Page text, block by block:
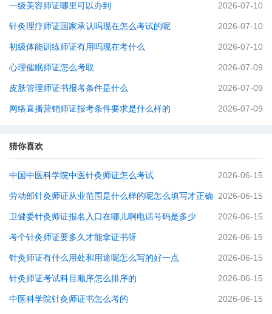
一级美容师证哪里可以办到 2026-07-10
针灸理疗师证国家承认吗现在怎么考试的呢 2026-07-10
初级体能训练师证有用吗现在考什么 2026-07-10
心理催眠师证怎么考取 2026-07-09
皮肤管理师证书报考条件是什么 2026-07-09
网络直播营销师证报考条件要求是什么样的 2026-07-09
猜你喜欢
中国中医科学院中医针灸师证怎么考试 2026-06-15
劳动部针灸师证从业范围是什么样的呢怎么填写才正确 2026-06-15
卫健委针灸师证报名入口在哪儿啊电话号码是多少 2026-06-15
考个针灸师证要多久才能拿证书呀 2026-06-15
针灸师证有什么用处和用途呢怎么写的好一点 2026-06-15
针灸师证考试科目顺序怎么排序的 2026-06-15
中医科学院针灸师证书怎么考的 2026-06-15